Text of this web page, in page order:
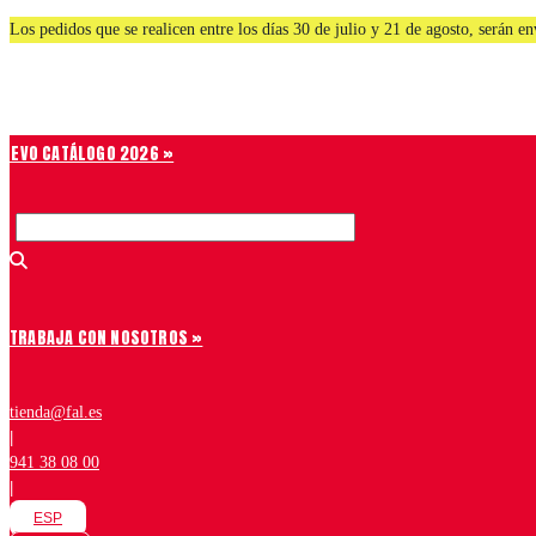
Saltar
Los pedidos que se realicen entre los días 30 de julio y 21 de agosto, serán
CATÁLOGO 2026 »
TRABAJA CON NOSOTROS »
tienda@fal.es
941 38 08 00
ESP